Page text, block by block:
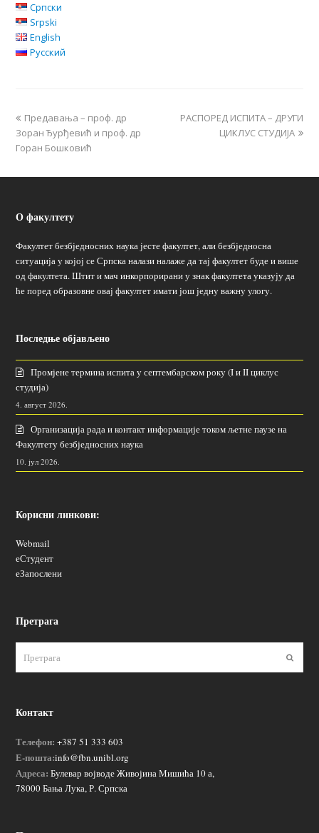
Српски
Srpski
English
Русский
Предавања – проф. др
Зоран Ђурђевић и проф. др
Горан Бошковић
РАСПОРЕД ИСПИТА – ДРУГИ
ЦИКЛУС СТУДИЈА
О факултету
Факултет безбједносних наука јесте факултет, али безбједносна
ситуација у којој се Српска налази налаже да тај факултет буде и више
од факултета. Штит и мач инкорпорирани у знак факултета указују да
ће поред образовне овај факултет имати још једну важну улогу.
Последње објављено
Промјене термина испита у септембарском року (I и II циклус
студија)
4. август 2026.
Организација рада и контакт информације током љетне паузе на
Факултету безбједносних наука
10. јул 2026.
Корисни линкови:
Webmail
еСтудент
еЗапослени
Претрага
Контакт
Телефон: +387 51 333 603
Е-пошта:info@fbn.unibl.org
Адреса: Булевар војводе Живојина Мишића 10 а,
78000 Бања Лука, Р. Српска